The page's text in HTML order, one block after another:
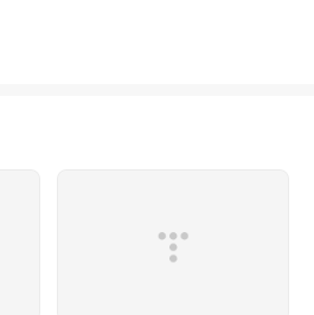
with the political scientist Daniel